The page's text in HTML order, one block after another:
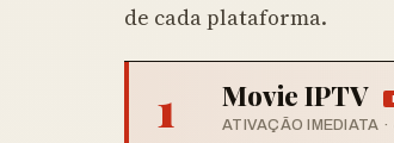
de cada plataforma.
1 Movie IPTV
ATIVAÇÃO IMEDIATA